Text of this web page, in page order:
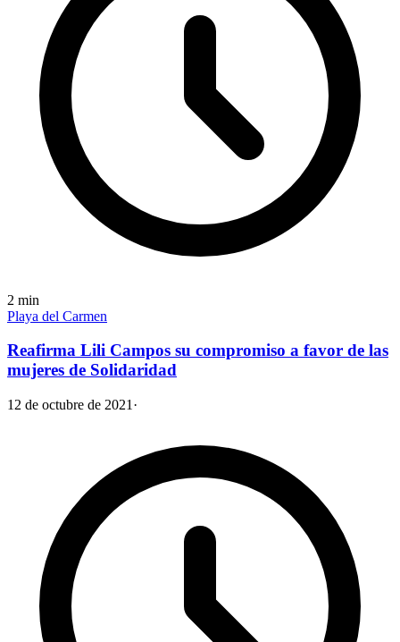
2 min
Playa del Carmen
Reafirma Lili Campos su compromiso a favor de las
mujeres de Solidaridad
12 de octubre de 2021 ·